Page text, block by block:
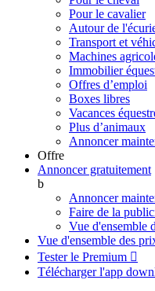
Pour le cavalier
Autour de
Transport et
Machines
Immobilier
Offres d’emploi
Boxes libres
Vacances
Plus d’animaux
Annoncer
Offre
Annoncer gratuitement
b
Annoncer
Faire de la
Vue d'ensemble
Vue d'ensemble des
Tester le Premium 
Télécharger l'app